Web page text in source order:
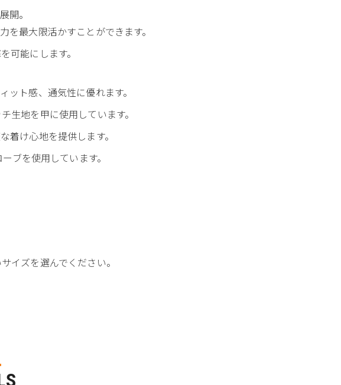
開。
最大限活かすことができます。
可能にします。
ト感、通気性に優れます。
生地を甲に使用しています。
着け心地を提供します。
ブを使用しています。
イズを選んでください。